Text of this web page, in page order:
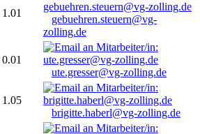
1.01
gebuehren.steuern@vg-
zolling.de
0.01
ute.gresser@vg-zolling.de
1.05
brigitte.haberl@vg-zolling.de